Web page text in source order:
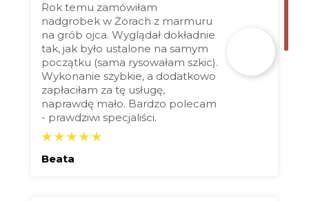
Rok temu zamówiłam
nadgrobek w Żorach z marmuru
na grób ojca. Wyglądał dokładnie
tak, jak było ustalone na samym
początku (sama rysowałam szkic).
Wykonanie szybkie, a dodatkowo
zapłaciłam za tę usługę,
naprawdę mało. Bardzo polecam
- prawdziwi specjaliści.
Beata